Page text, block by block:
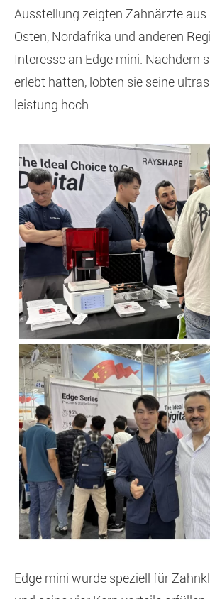
Ausstellung zeigten Zahnärzte aus
Osten, Nordafrika und anderen
Interesse an Edge mini. Nachdem
erlebt hatten, lobten sie seine
leistung hoch.
Edge mini wurde speziell für